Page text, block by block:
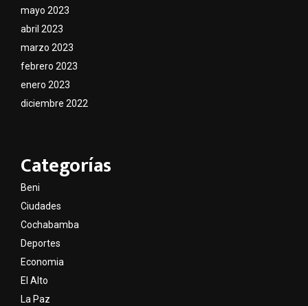
mayo 2023
abril 2023
marzo 2023
febrero 2023
enero 2023
diciembre 2022
Categorías
Beni
Ciudades
Cochabamba
Deportes
Economia
El Alto
La Paz